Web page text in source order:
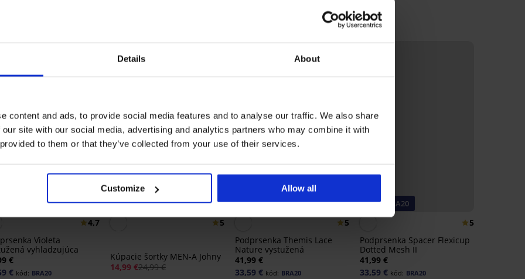
Details About
content and ads, to provide social media features and to analyse our traffic. We also share
site with our social media, advertising and analytics partners who may combine it with
to them or that they’ve collected from your use of their services.
Customize Allow all
4,7
Violeta
vyhladzujúca
€
€ kód: BRA20
Zľava -40%
5
Kúpacie šortky MEN-A Johny
14,99 €24,99 €
-20% BRA20
5
Podprsenka Themis Lace
Nature vystužená
41,99 €
33,59 € kód: BRA20
-20% BRA20
5
Podprsenka Spacer Flexicup
Dotted Mesh II
41,99 €
33,59 € kód: BRA20